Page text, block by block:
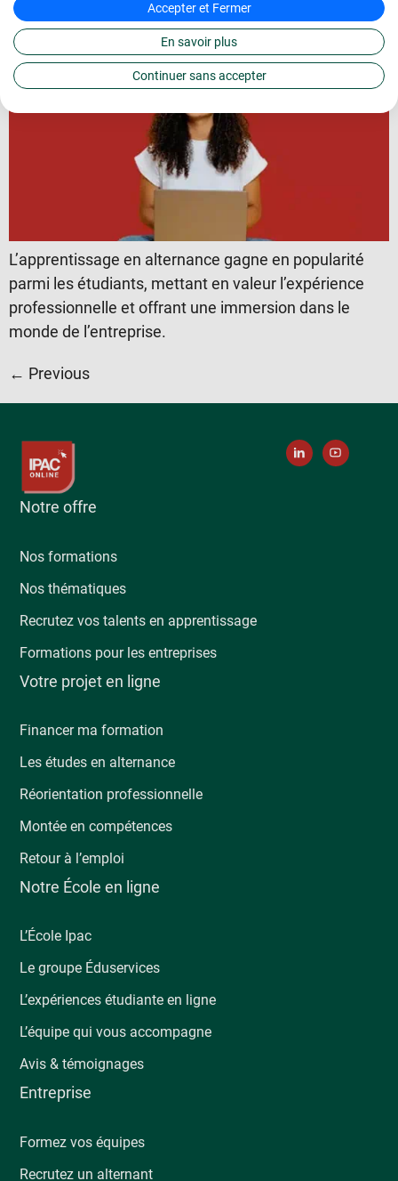
formation en alternance ?
L’apprentissage en alternance gagne en popularité
parmi les étudiants, mettant en valeur l’expérience
professionnelle et offrant une immersion dans le
monde de l’entreprise.
← Previous
Notre offre
Nos formations
Nos thématiques
Recrutez vos talents en apprentissage
Formations pour les entreprises
Votre projet en ligne
Financer ma formation
Les études en alternance
Réorientation professionnelle
Montée en compétences
Retour à l’emploi
Notre École en ligne
L’École Ipac
Le groupe Éduservices
L’expériences étudiante en ligne
L’équipe qui vous accompagne
Avis & témoignages
Entreprise
Formez vos équipes
Recrutez un alternant
Accepter et Fermer
En savoir plus
Continuer sans accepter